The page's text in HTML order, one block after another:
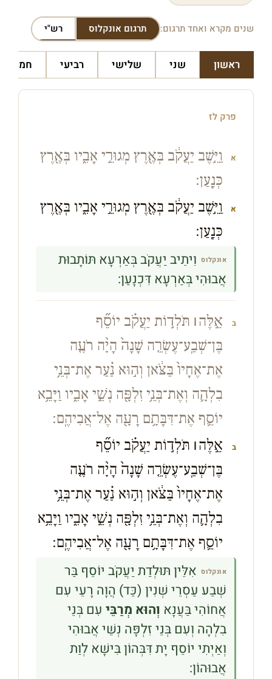
שנים מקרא ואחד תרגום: תרגום אונקלוס רש"י
ראשון שני שלישי רביעי חמישי
פרק לז
א
וַיֵּ֣שֶׁב יַעֲקֹ֔ב בְּאֶ֖רֶץ מְגוּרֵ֣י אָבִ֑יו בְּאֶ֖רֶץ
כְּנָֽעַן׃
א
וַיֵּ֣שֶׁב יַעֲקֹ֔ב בְּאֶ֖רֶץ מְגוּרֵ֣י אָבִ֑יו בְּאֶ֖רֶץ
כְּנָֽעַן׃
אונקלוס וִיתֵיב יַעֲקֹב בְּאַרְעָא תּוֹתָבוּת
אֲבוּהִי בְּאַרְעָא דִּכְנָעַן:
ב אֵ֣לֶּה׀ תֹּלְד֣וֹת יַעֲקֹ֗ב יוֹסֵ֞ף
בֶּן־שְׁבַֽע־עֶשְׂרֵ֤ה שָׁנָה֙ הָיָ֨ה רֹעֶ֤ה
אֶת־אֶחָיו֙ בַּצֹּ֔אן וְה֣וּא נַ֗עַר אֶת־בְּנֵ֥י
בִלְהָ֛ה וְאֶת־בְּנֵ֥י זִלְפָּ֖ה נְשֵׁ֣י אָבִ֑יו וַיָּבֵ֥א
יוֹסֵ֛ף אֶת־דִּבָּתָ֥ם רָעָ֖ה אֶל־אֲבִיהֶֽם׃
ב אֵ֣לֶּה׀ תֹּלְד֣וֹת יַעֲקֹ֗ב יוֹסֵ֞ף
בֶּן־שְׁבַֽע־עֶשְׂרֵ֤ה שָׁנָה֙ הָיָ֨ה רֹעֶ֤ה
אֶת־אֶחָיו֙ בַּצֹּ֔אן וְה֣וּא נַ֗עַר אֶת־בְּנֵ֥י
בִלְהָ֛ה וְאֶת־בְּנֵ֥י זִלְפָּ֖ה נְשֵׁ֣י אָבִ֑יו וַיָּבֵ֥א
יוֹסֵ֛ף אֶת־דִּבָּתָ֥ם רָעָ֖ה אֶל־אֲבִיהֶֽם׃
אונקלוס אִלֵּין תּוּלְדַת יַעֲקֹב יוֹסֵף בַּר
שְׁבַע עַסְרֵי שְׁנִין (כַּד) הֲוָה רָעֵי עִם
אֲחוֹהִי בַּעֲנָא וְהוּא מְרַבֵּיעִם בְּנֵי
בִלְהָה וְעִם בְּנֵי זִלְפָּה נְשֵׁי אֲבוּהִי
וְאַיְתִי יוֹסֵף יָת דִּבְּהוֹן בִּישָׁא לְוַת
אֲבוּהוֹן: